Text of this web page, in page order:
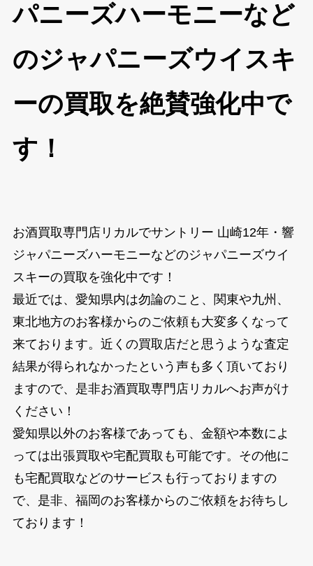
パニーズハーモニーなど
のジャパニーズウイスキ
ーの買取を絶賛強化中で
す！
お酒買取専門店リカルでサントリー 山崎12年・響
ジャパニーズハーモニーなどのジャパニーズウイ
スキーの買取を強化中です！
最近では、愛知県内は勿論のこと、関東や九州、
東北地方のお客様からのご依頼も大変多くなって
来ております。近くの買取店だと思うような査定
結果が得られなかったという声も多く頂いており
ますので、是非お酒買取専門店リカルへお声がけ
ください！
愛知県以外のお客様であっても、金額や本数によ
っては出張買取や宅配買取も可能です。その他に
も宅配買取などのサービスも行っておりますの
で、是非、福岡のお客様からのご依頼をお待ちし
ております！